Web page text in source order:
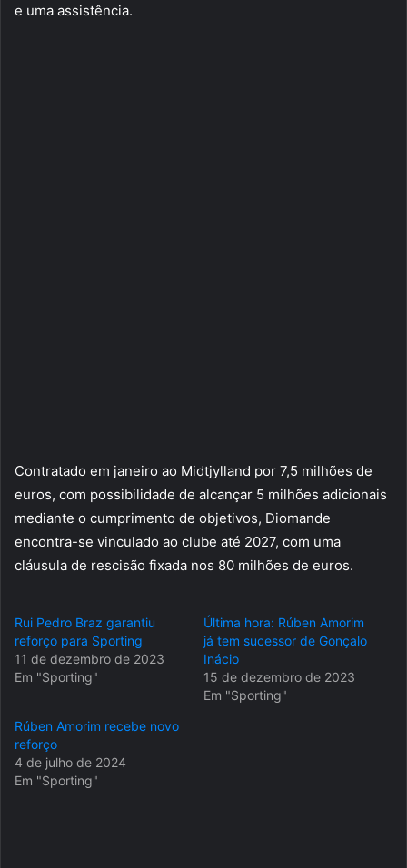
e uma assistência.
Contratado em janeiro ao Midtjylland por 7,5 milhões de
euros, com possibilidade de alcançar 5 milhões adicionais
mediante o cumprimento de objetivos, Diomande
encontra-se vinculado ao clube até 2027, com uma
cláusula de rescisão fixada nos 80 milhões de euros.
Rui Pedro Braz garantiu
reforço para Sporting
11 de dezembro de 2023
Em "Sporting"
Última hora: Rúben Amorim
já tem sucessor de Gonçalo
Inácio
15 de dezembro de 2023
Em "Sporting"
Rúben Amorim recebe novo
reforço
4 de julho de 2024
Em "Sporting"